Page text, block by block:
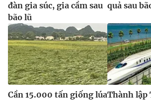
đàn gia súc, gia cầm sau
bão lũ
quả sau
Cần 15.000 tấn giống lúaThành lập